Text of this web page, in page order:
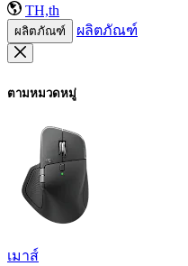
TH,th
ผลิตภัณฑ์ ผลิตภัณฑ์
ตามหมวดหมู่
เมาส์